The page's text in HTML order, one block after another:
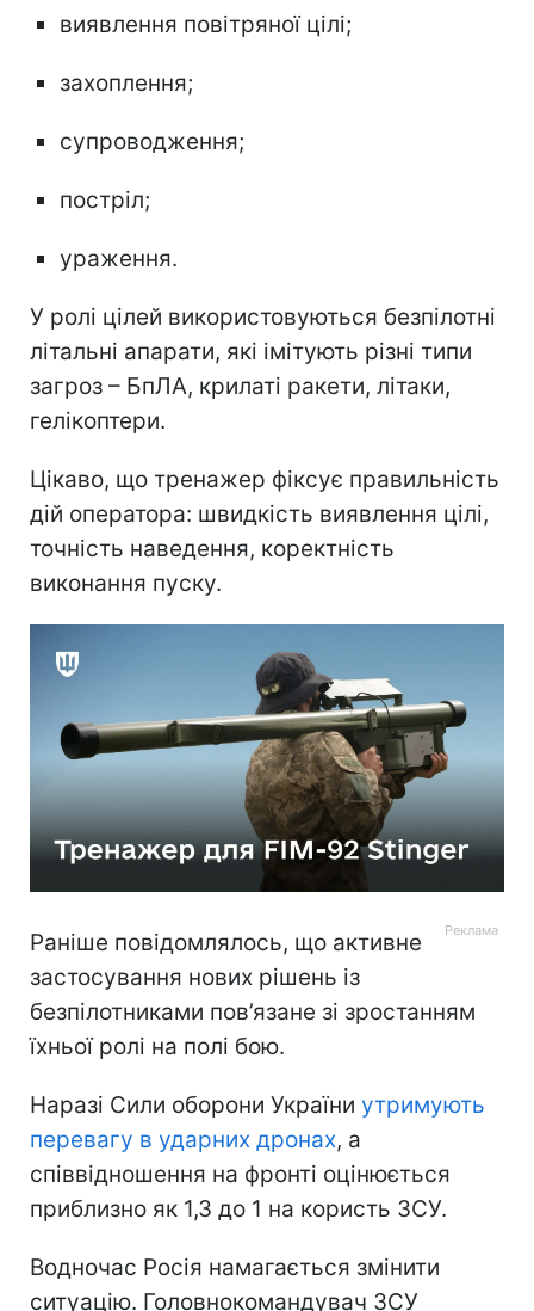
виявлення повітряної цілі;
захоплення;
супроводження;
постріл;
ураження.
У ролі цілей використовуються безпілотні
літальні апарати, які імітують різні типи
загроз – БпЛА, крилаті ракети, літаки,
гелікоптери.
Цікаво, що тренажер фіксує правильність
дій оператора: швидкість виявлення цілі,
точність наведення, коректність
виконання пуску.
Раніше повідомлялось, що активне
застосування нових рішень із
безпілотниками пов’язане зі зростанням
їхньої ролі на полі бою.
Наразі Сили оборони України утримують
перевагу в ударних дронах, а
співвідношення на фронті оцінюється
приблизно як 1,3 до 1 на користь ЗСУ.
Водночас Росія намагається змінити
ситуацію. Головнокомандувач ЗСУ